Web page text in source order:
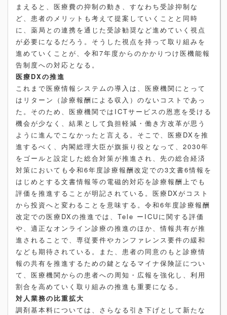
まえると、医療費の抑制の動き、すなわち受診抑制な
ど、患者のメリットも考えて提案していくことと同時
に、薬局との連携を通じた受診勧奨など進めていく視点
が必要になるだろう。そうした視点を持って取り組みを
進めていくことが、令和7年度からのかかりつけ医機能報
告制度への対応となる。
医療DXの推進
これまで医療情報システムの導入は、医療機関にとって
はリターン（診療報酬による収入）のないコストであっ
た。そのため、医療機関ではICTサービスの恩恵を受ける
機会が少なく、結果として負担軽減・働き方改革が思う
ように進んでこなかったと言える。そこで、医療DXを推
進するべく、内閣総理大臣が旗振り役となって、2030年
をゴールと設定した総合対策が推進され、先の総合経済
対策においても令和6年度診療報酬改定での3文書6情報を
はじめとする文書情報等の電磁的対応を診療報酬上でも
評価を推進することが明記されている。医療DXがコスト
から投資へと変わることを意味する。令和6年度診療報酬
改定での医療DXの推進では、Tele ーICUに関する評価
や、適正なオンライン診療の推進のほか、情報共有が推
進されることで、専従要件やカンファレンス要件の緩和
なども期待されている。また、患者の同意のもと診療情
報の共有を推進するための鍵となるマイナ保険証につい
て、医療機関からの患者への周知・広報を強化し、利用
割合を高めていく取り組みの推進も重要になる。
対人業務の比重拡大
調剤基本料については、さらなる引き下げとして新たな